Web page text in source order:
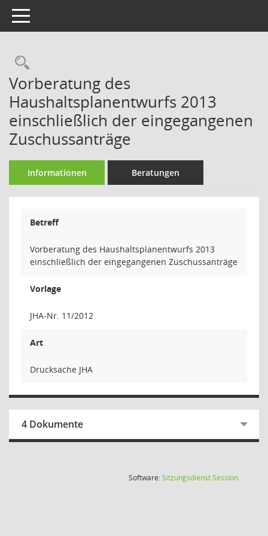
Toggle navigation
Rechercheauswahl
Vorberatung des
Haushaltsplanentwurfs 2013
einschließlich der eingegangenen
Zuschussanträge
Informationen Beratungen
Betreff
Vorberatung des Haushaltsplanentwurfs 2013
einschließlich der eingegangenen Zuschussanträge
Vorlage
JHA-Nr. 11/2012
Art
Drucksache JHA
4 Dokumente
Software:SitzungsdienstSession(Wird in